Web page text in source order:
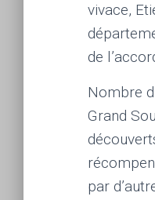
vivace,
de
Nombre
Grand
par